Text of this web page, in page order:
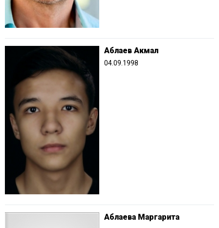
Аблаев Акмал
04.09.1998
Аблаева Маргарита